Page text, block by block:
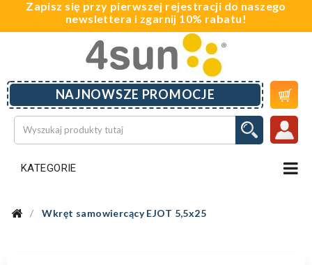
Zapisz się przy pierwszej rejestracji do naszego
newslettera i zgarnij 10% rabatu!
KATEGORIE
NAJNOWSZE PROMOCJE 
Wkręt samowiercący EJOT 5,5x25